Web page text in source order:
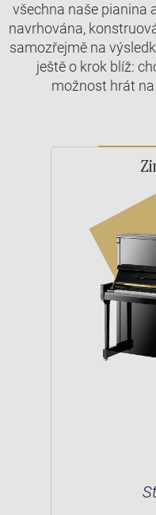
všechna naše pianina
navrhována,
samozřejmě na
ještě o krok blíž:
možnost hrát